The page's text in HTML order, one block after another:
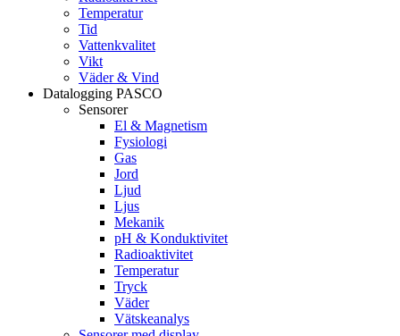
Temperatur
Tid
Vattenkvalitet
Vikt
Väder & Vind
Datalogging PASCO
Sensorer
El & Magnetism
Fysiologi
Gas
Jord
Ljud
Ljus
Mekanik
pH & Konduktivitet
Radioaktivitet
Temperatur
Tryck
Väder
Vätskeanalys